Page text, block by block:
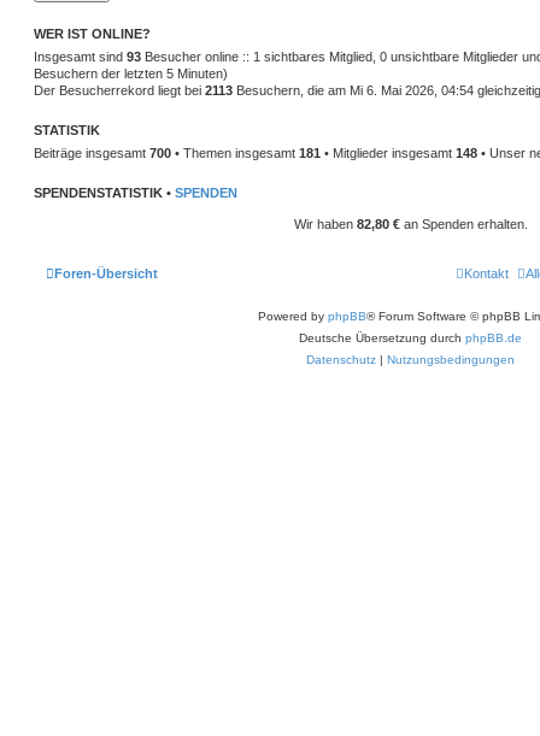
WER IST ONLINE?
Insgesamt sind 93 Besucher online :: 1 sichtbares Mitglied, 0 unsichtbare Mitglieder
Besuchern der letzten 5 Minuten)
Der Besucherrekord liegt bei 2113 Besuchern, die am Mi 6. Mai 2026, 04:54
STATISTIK
Beiträge insgesamt 700 • Themen insgesamt 181 • Mitglieder insgesamt 148 • Unser
SPENDENSTATISTIK • SPENDEN
Wir haben 82,80 €an Spenden erhalten.
Foren-Übersicht Kontakt
Powered by phpBB® Forum Software © phpBB
Deutsche Übersetzung durch phpBB.de
Datenschutz | Nutzungsbedingungen